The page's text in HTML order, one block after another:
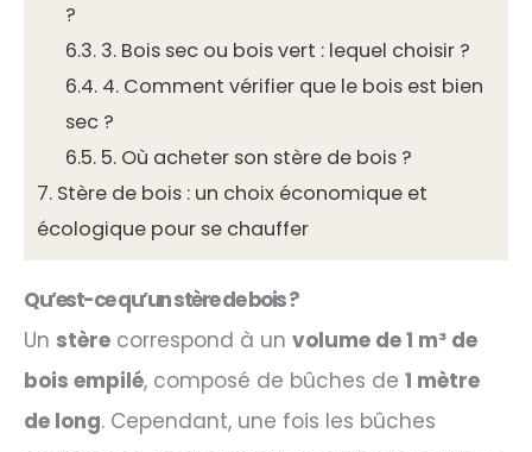
?
6.3. 3. Bois sec ou bois vert : lequel choisir ?
6.4. 4. Comment vérifier que le bois est bien
sec ?
6.5. 5. Où acheter son stère de bois ?
7. Stère de bois : un choix économique et
écologique pour se chauffer
Qu’est-ce qu’un stère de bois ?
Un stère correspond à un volume de 1 m³ de
bois empilé, composé de bûches de 1 mètre
de long. Cependant, une fois les bûches